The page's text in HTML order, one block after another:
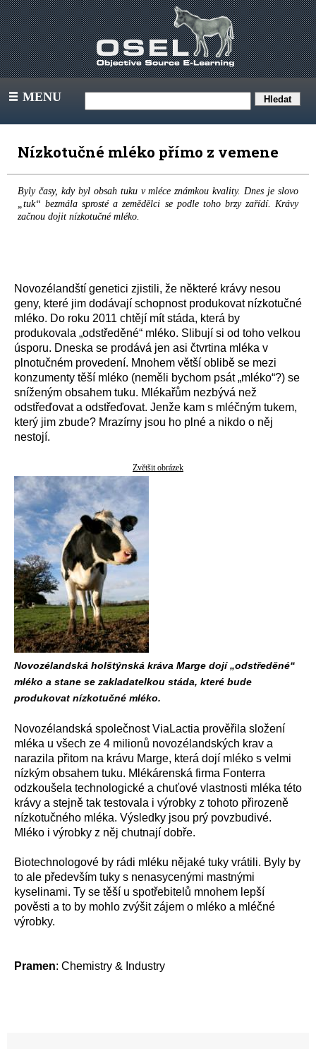
III MENU
Nízkotučné mléko přímo z vemene
Byly časy, kdy byl obsah tuku v mléce známkou kvality. Dnes je slovo
„tuk“ bezmála sprosté a zemědělci se podle toho brzy zařídí. Krávy
začnou dojit nízkotučné mléko.
Novozélandští genetici zjistili, že některé krávy nesou
geny, které jim dodávají schopnost produkovat nízkotučné
mléko. Do roku 2011 chtějí mít stáda, která by
produkovala „odstředěné“ mléko. Slibují si od toho velkou
úsporu. Dneska se prodává jen asi čtvrtina mléka v
plnotučném provedení. Mnohem větší oblibě se mezi
konzumenty těší mléko (neměli bychom psát „mléko“?) se
sníženým obsahem tuku. Mlékařům nezbývá než
odstřeďovat a odstřeďovat. Jenže kam s mléčným tukem,
který jim zbude? Mrazírny jsou ho plné a nikdo o něj
nestojí.
Zvětšit obrázek
Novozélandská holštýnská kráva Marge dojí „odstředěné“
mléko a stane se zakladatelkou stáda, které bude
produkovat nízkotučné mléko.
Novozélandská společnost ViaLactia prověřila složení
mléka u všech ze 4 milionů novozélandských krav a
narazila přitom na krávu Marge, která dojí mléko s velmi
nízkým obsahem tuku. Mlékárenská firma Fonterra
odzkoušela technologické a chuťové vlastnosti mléka této
krávy a stejně tak testovala i výrobky z tohoto přirozeně
nízkotučného mléka. Výsledky jsou prý povzbudivé.
Mléko i výrobky z něj chutnají dobře.
Biotechnologové by rádi mléku nějaké tuky vrátili. Byly by
to ale především tuky s nenasycenými mastnými
kyselinami. Ty se těší u spotřebitelů mnohem lepší
pověsti a to by mohlo zvýšit zájem o mléko a mléčné
výrobky.
Pramen: Chemistry & Industry